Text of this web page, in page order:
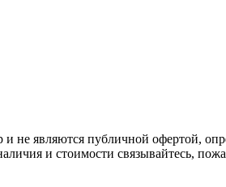
не являются публичной офертой,
и стоимости связывайтесь,